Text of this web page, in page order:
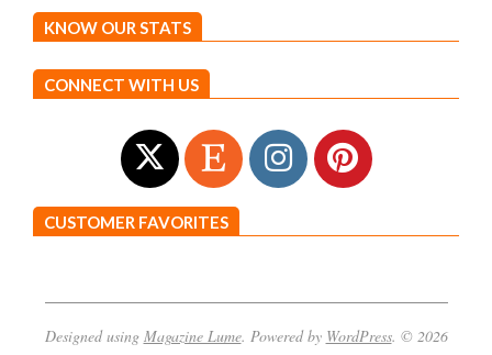
KNOW OUR STATS
CONNECT WITH US
CUSTOMER FAVORITES
Designed using Magazine Lume. Powered by WordPress. © 2026